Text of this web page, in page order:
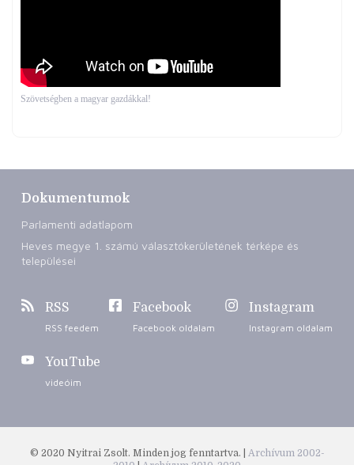
Szövetségben a magyar gazdákkal!
Dokumentumok
Parlamenti adatlapom
Heves megye 1. számú választókerületének térképe és
települései
RSS
RSS feedem
Facebook
Facebook oldalam
Instagram
Instagram oldalam
YouTube
videóim
© 2020 Nyitrai Zsolt. Minden jog fenntartva. |
Archívum 2002-